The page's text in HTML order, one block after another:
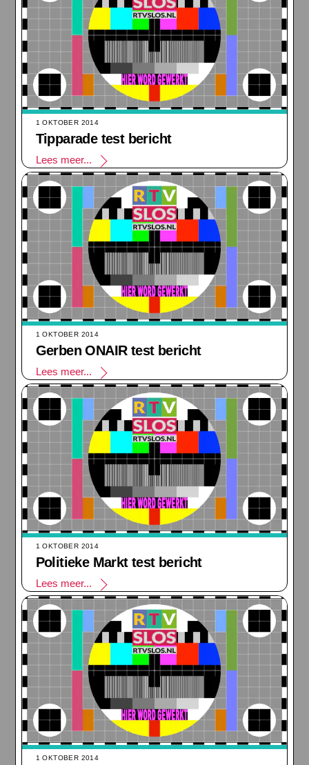
1 OKTOBER 2014
Tipparade test bericht
Lees meer...
1 OKTOBER 2014
Gerben ONAIR test bericht
Lees meer...
1 OKTOBER 2014
Politieke Markt test bericht
Lees meer...
1 OKTOBER 2014